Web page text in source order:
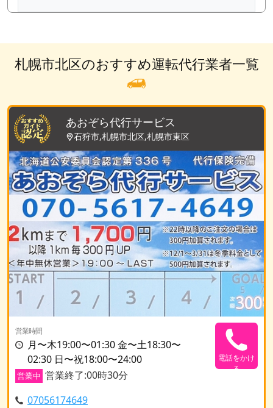
札幌市北区のおすすめ運転代行業者一覧
あおぞら代行サービス
石狩市,札幌市北区,札幌市東区
営業時間
月〜木19:00〜01:30 金〜土18:30〜
02:30 日〜祝18:00〜24:00
営業中 営業終了:00時30分
07056174649
電話をかけ
る